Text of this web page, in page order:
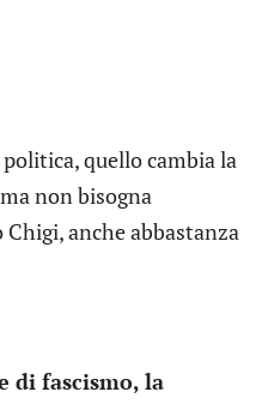
quello cambia la
non bisogna
anche abbastanza
di fascismo, la